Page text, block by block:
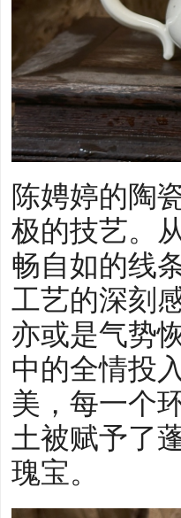
陈娉婷的陶
极的技艺。
畅自如的线
工艺的深刻
亦或是气势
中的全情投
美，每一个
土被赋予了
瑰宝。